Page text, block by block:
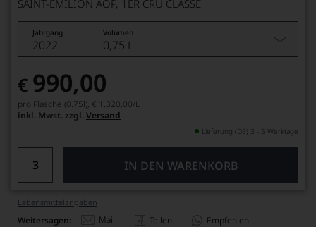
SAINT-EMILION AOP, 1ER CRU CLASSÉ
Jahrgang Volumen
2022 0,75 L
€ 990,00
pro Flasche (0.75l), € 1.320,00/L
inkl. Mwst. zzgl. Versand
Lieferung (DE) 3 - 5 Werktage
IN DEN WARENKORB
Lebensmittel­angaben
Weitersagen: Mail Teilen Empfehlen